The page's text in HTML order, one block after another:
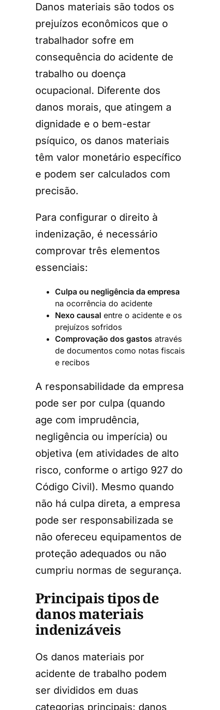
Danos materiais são todos os
prejuízos econômicos que o
trabalhador sofre em
consequência do acidente de
trabalho ou doença
ocupacional. Diferente dos
danos morais, que atingem a
dignidade e o bem-estar
psíquico, os danos materiais
têm valor monetário específico
e podem ser calculados com
precisão.
Para configurar o direito à
indenização, é necessário
comprovar três elementos
essenciais:
Culpa ou negligência da empresa
na ocorrência do acidente
Nexo causal entre o acidente e os
prejuízos sofridos
Comprovação dos gastos através
de documentos como notas fiscais
e recibos
A responsabilidade da empresa
pode ser por culpa (quando
age com imprudência,
negligência ou imperícia) ou
objetiva (em atividades de alto
risco, conforme o artigo 927 do
Código Civil). Mesmo quando
não há culpa direta, a empresa
pode ser responsabilizada se
não ofereceu equipamentos de
proteção adequados ou não
cumpriu normas de segurança.
Principais tipos de
danos materiais
indenizáveis
Os danos materiais por
acidente de trabalho podem
ser divididos em duas
categorias principais: danos